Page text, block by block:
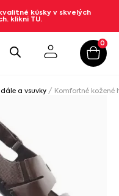
kúsky v skvelých
klikni TU.
0
a vsuvky / Komfortné kožené